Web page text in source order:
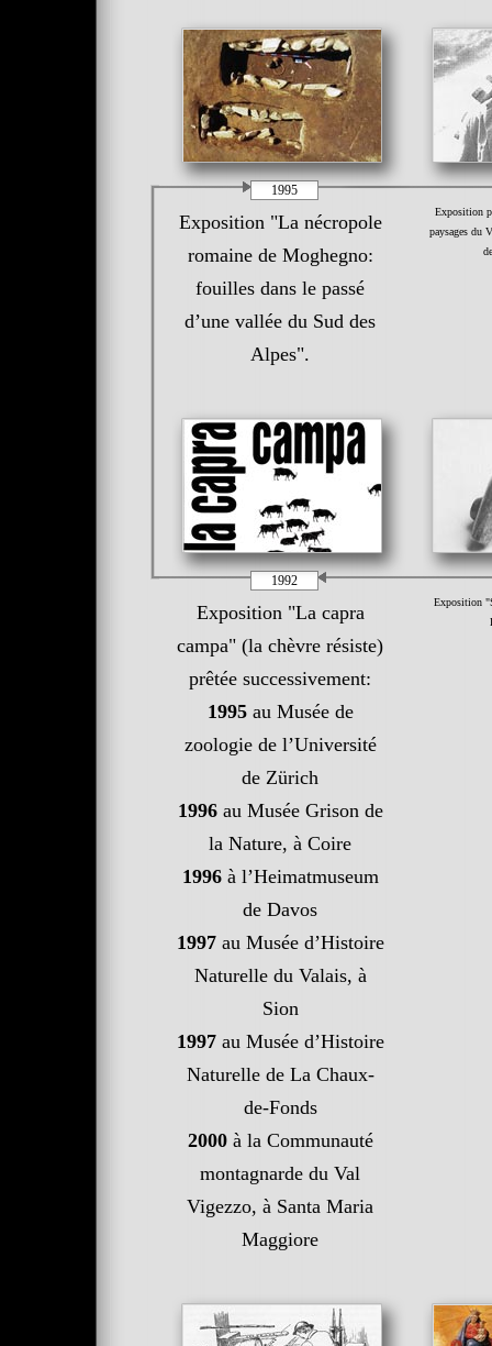
1995
Exposition "La nécropole
romaine de Moghegno:
fouilles dans le passé
d’une vallée du Sud des
Alpes".
Exposition
paysages du
1992
Exposition "La capra
campa" (la chèvre résiste)
prêtée successivement:
1995au Musée de
zoologie de l’Université
de Zürich
1996au Musée Grison de
la Nature, à Coire
1996à l’Heimatmuseum
de Davos
1997au Musée d’Histoire
Naturelle du Valais, à
Sion
1997au Musée d’Histoire
Naturelle de La Chaux-
de-Fonds
2000à la Communauté
montagnarde du Val
Vigezzo, à Santa Maria
Maggiore
Exposition